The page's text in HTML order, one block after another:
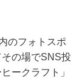
のフォトスポ
の場でSNS投
ークラフト」